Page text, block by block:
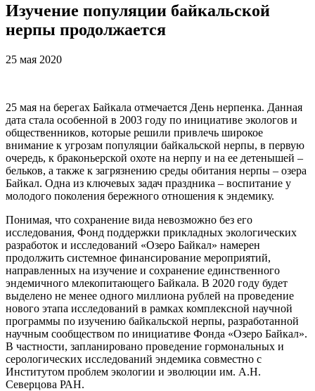
Изучение популяции байкальской
нерпы продолжается
25 мая 2020
25 мая на берегах Байкала отмечается День нерпенка. Данная
дата стала особенной в 2003 году по инициативе экологов и
общественников, которые решили привлечь широкое
внимание к угрозам популяции байкальской нерпы, в первую
очередь, к браконьерской охоте на нерпу и на ее детенышей –
бельков, а также к загрязнению среды обитания нерпы – озера
Байкал. Одна из ключевых задач праздника – воспитание у
молодого поколения бережного отношения к эндемику.
Понимая, что сохранение вида невозможно без его
исследования, Фонд поддержки прикладных экологических
разработок и исследований «Озеро Байкал» намерен
продолжить системное финансирование мероприятий,
направленных на изучение и сохранение единственного
эндемичного млекопитающего Байкала. В 2020 году будет
выделено не менее одного миллиона рублей на проведение
нового этапа исследований в рамках комплексной научной
программы по изучению байкальской нерпы, разработанной
научным сообществом по инициативе Фонда «Озеро Байкал».
В частности, запланировано проведение гормональных и
серологических исследований эндемика совместно с
Институтом проблем экологии и эволюции им. А.Н.
Северцова РАН.